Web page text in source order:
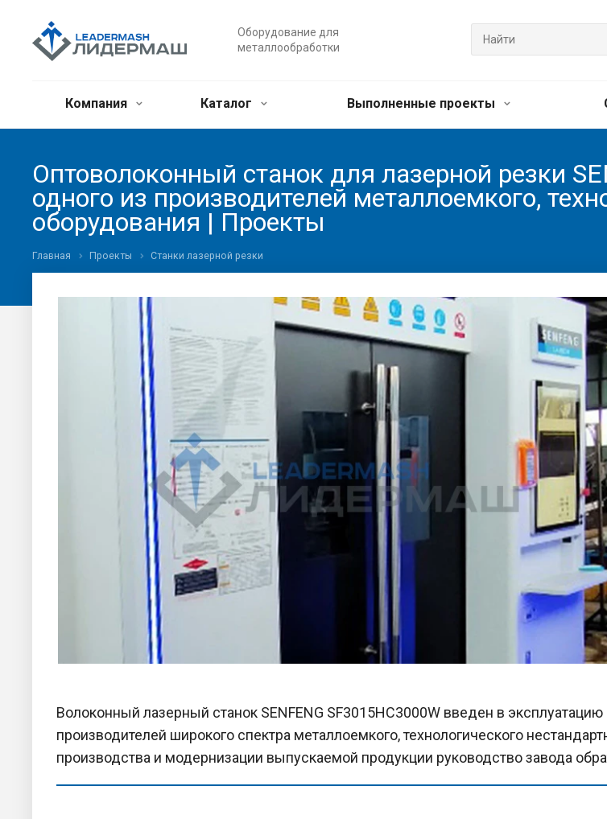
Оборудование для
металлообработки
Компания Каталог Выполненные проекты
Оптоволоконный станок для лазерной резки
одного из производителей металлоемкого,
оборудования | Проекты
Главная Проекты Станки лазерной резки
Волоконный лазерный станок SENFENG SF3015HC3000W введен в
производителей широкого спектра металлоемкого, технологического
производства и модернизации выпускаемой продукции руководство завода